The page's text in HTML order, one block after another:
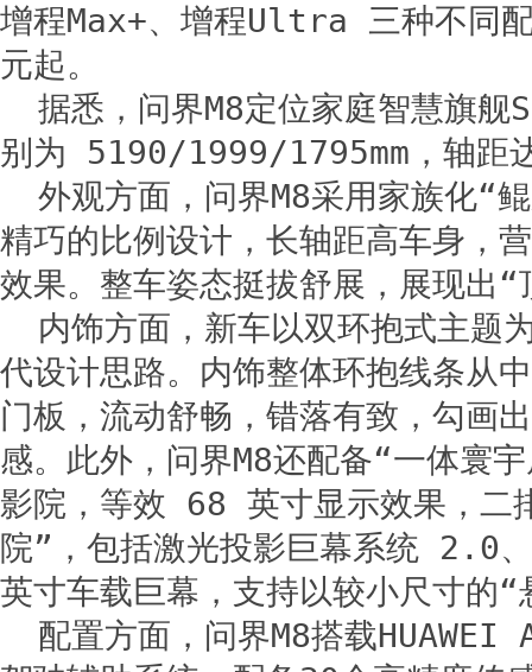
增程Max+、增程Ultra 三种不同
元起。
据悉，问界M8定位家庭智慧旗舰
别为 5190/1999/1795mm，轴距
外观方面，问界M8采用家族化“
精巧的比例设计，长轴距高车身，
效果。整车姿态挺拔舒展，展现出
内饰方面，新车以双环抱式主题
代设计思路。内饰整体环抱线条从
门板，流动舒畅，错落有致，勾画
感。此外，问界M8还配备“一体寰
影院，等效 68 英寸显示效果，二
院”，包括激光投影巨幕系统 2.0
英寸车载巨幕，支持以较小尺寸的
配置方面，问界M8搭载